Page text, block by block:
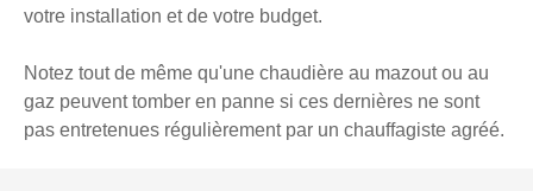
votre installation et de votre budget.
Notez tout de même qu'une chaudière au mazout ou au
gaz peuvent tomber en panne si ces dernières ne sont
pas entretenues régulièrement par un chauffagiste agréé.